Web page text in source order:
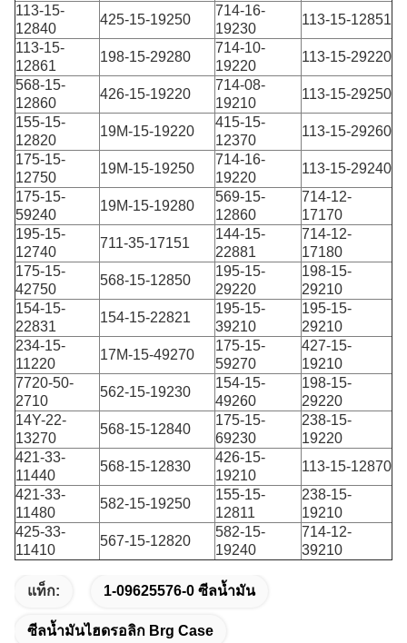
113-15-
12840
425-15-19250
714-16-
19230
113-15-12851
113-15-
12861
198-15-29280
714-10-
19220
113-15-29220
568-15-
12860
426-15-19220
714-08-
19210
113-15-29250
155-15-
12820
19M-15-19220
415-15-
12370
113-15-29260
175-15-
12750
19M-15-19250
714-16-
19220
113-15-29240
175-15-
59240
19M-15-19280
569-15-
12860
714-12-
17170
195-15-
12740
711-35-17151
144-15-
22881
714-12-
17180
175-15-
42750
568-15-12850
195-15-
29220
198-15-
29210
154-15-
22831
154-15-22821
195-15-
39210
195-15-
29210
234-15-
11220
17M-15-49270
175-15-
59270
427-15-
19210
7720-50-
2710
562-15-19230
154-15-
49260
198-15-
29220
14Y-22-
13270
568-15-12840
175-15-
69230
238-15-
19220
421-33-
11440
568-15-12830
426-15-
19210
113-15-12870
421-33-
11480
582-15-19250
155-15-
12811
238-15-
19210
425-33-
11410
567-15-12820
582-15-
19240
714-12-
39210
แท็ก: 1-09625576-0 ซีลน้ำมัน
ซีลน้ำมันไฮดรอลิก Brg Case